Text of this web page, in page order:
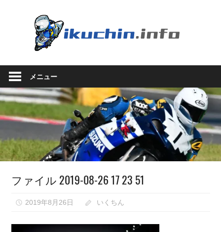
ッ
プ
ち
ん
ち
ん
の
ロ
（モ
ト
ロ
で
メニュー
ファイル 2019-08-26 17 23 51
2019年8月26日 いくちん